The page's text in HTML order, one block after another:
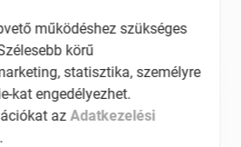
működéshez szükséges
körű
statisztika, személyre
kat engedélyezhet.
azAdatkezelési